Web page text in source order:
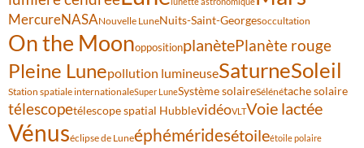
MercureNASANouvelle LuneNuits-Saint-Georgesoccultation
On the MoonoppositionplanètePlanète rouge
Pleine Lunepollution lumineuseSaturneSoleil
Station spatiale internationaleSuper LuneSystème solaireSélénétache solaire
télescopetélescope spatial HubblevidéoVLTVoie lactée
Vénuséclipse de Luneéphéméridesétoileétoile polaire